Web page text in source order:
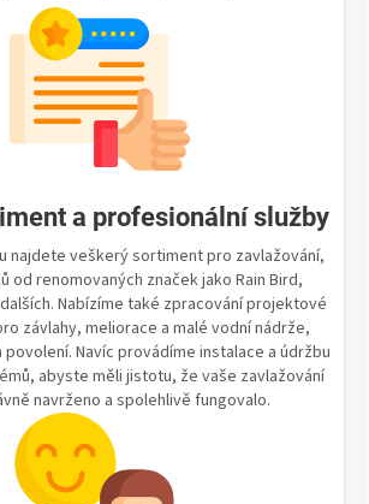
a profesionální služby
najdete veškerý sortiment pro zavlažování,
od renomovaných značek jako Rain Bird,
dalších. Nabízíme také zpracování projektové
závlahy, meliorace a malé vodní nádrže,
Navíc provádíme instalace a údržbu
abyste měli jistotu, že vaše zavlažování
navrženo a spolehlivě fungovalo.